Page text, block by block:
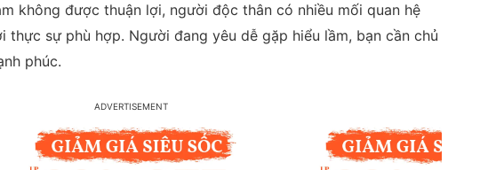
không được thuận lợi, người độc thân có nhiều mối quan hệ
thực sự phù hợp. Người đang yêu dễ gặp hiểu lầm, bạn cần chủ
phúc.